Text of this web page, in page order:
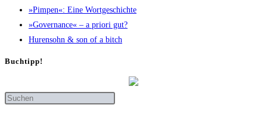
»Pim­pen«: Eine Wortgeschichte
»Gover­nan­ce« – a prio­ri gut?
Huren­sohn & son of a bitch
Buch­tipp!